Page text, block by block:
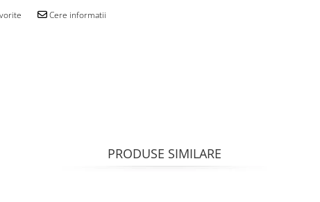
Cere informatii
PRODUSE SIMILARE